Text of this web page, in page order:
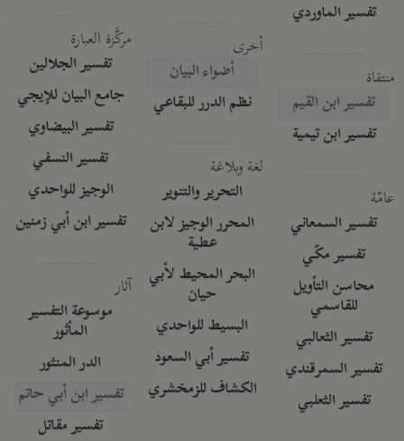
تفسير الماوردي
منتقاة
تفسير ابن القيم
تفسير ابن تيمية
عامّة
تفسير السمعاني
تفسير مكّي
محاسن التأويل
للقاسمي
تفسير الثعالبي
تفسير السمرقندي
تفسير الثعلبي
أخرى
أضواء البيان
نظم الدرر للبقاعي
لغة وبلاغة
التحرير والتنوير
المحرر الوجيز لابن
عطية
البحر المحيط لأبي
حيان
البسيط للواحدي
تفسير أبي السعود
الكشاف للزمخشري
مركَّزة العبارة
تفسير الجلالين
جامع البيان للإيجي
تفسير البيضاوي
تفسير النسفي
الوجيز للواحدي
تفسير ابن أبي زمنين
آثار
موسوعة التفسير
المأثور
الدر المنثور
تفسير ابن أبي حاتم
تفسير مقاتل